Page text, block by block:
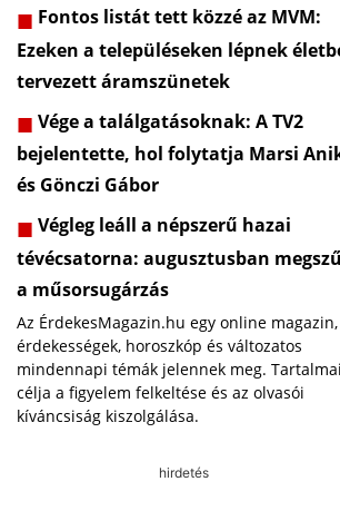
Fontos listát tett közzé az MVM:
Ezeken a településeken lépnek
tervezett áramszünetek
Vége a találgatásoknak: A TV2
bejelentette, hol folytatja Marsi
és Gönczi Gábor
Végleg leáll a népszerű hazai
tévécsatorna: augusztusban
a műsorsugárzás
Az ÉrdekesMagazin.hu egy online
érdekességek, horoszkóp és változatos
mindennapi témák jelennek meg.
célja a figyelem felkeltése és az olvasói
kíváncsiság kiszolgálása.
hirdetés